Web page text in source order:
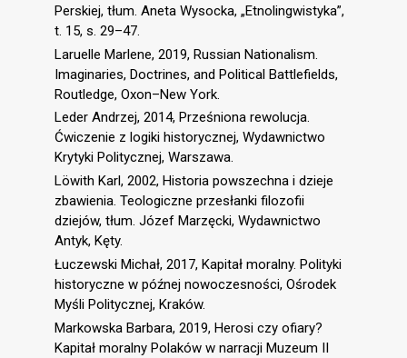
Perskiej, tłum. Aneta Wysocka, „Etnolingwistyka”,
t. 15, s. 29–47.
Laruelle Marlene, 2019, Russian Nationalism.
Imaginaries, Doctrines, and Political Battlefields,
Routledge, Oxon–New York.
Leder Andrzej, 2014, Prześniona rewolucja.
Ćwiczenie z logiki historycznej, Wydawnictwo
Krytyki Politycznej, Warszawa.
Löwith Karl, 2002, Historia powszechna i dzieje
zbawienia. Teologiczne przesłanki filozofii
dziejów, tłum. Józef Marzęcki, Wydawnictwo
Antyk, Kęty.
Łuczewski Michał, 2017, Kapitał moralny. Polityki
historyczne w późnej nowoczesności, Ośrodek
Myśli Politycznej, Kraków.
Markowska Barbara, 2019, Herosi czy ofiary?
Kapitał moralny Polaków w narracji Muzeum II